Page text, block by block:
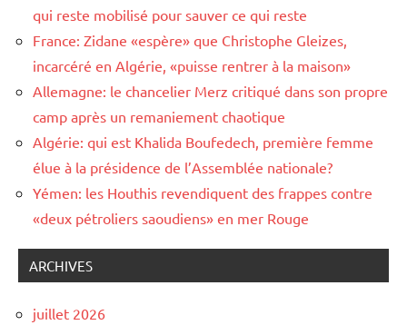
qui reste mobilisé pour sauver ce qui reste
France: Zidane «espère» que Christophe Gleizes,
incarcéré en Algérie, «puisse rentrer à la maison»
Allemagne: le chancelier Merz critiqué dans son propre
camp après un remaniement chaotique
Algérie: qui est Khalida Boufedech, première femme
élue à la présidence de l’Assemblée nationale?
Yémen: les Houthis revendiquent des frappes contre
«deux pétroliers saoudiens» en mer Rouge
ARCHIVES
juillet 2026